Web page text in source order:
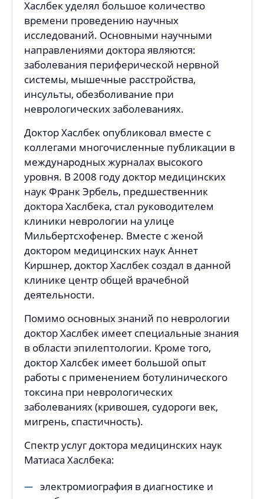
Хаслбек уделял большое количество
времени проведению научных
исследований. Основными научными
направлениями доктора являются:
заболевания периферической нервной
системы, мышечные расстройства,
инсульты, обезболивание при
неврологических заболеваниях.
Доктор Хаслбек опубликовал вместе с
коллегами многочисленные публикации в
международных журналах высокого
уровня. В 2008 году доктор медицинских
наук Франк Эрбель, предшественник
доктора Хаслбека, стал руководителем
клиники неврологии на улице
Мильбертсхофенер. Вместе с женой
доктором медицинских наук Аннет
Киршнер, доктор Хаслбек создал в данной
клинике центр общей врачебной
деятельности.
Помимо основных знаний по неврологии
доктор Хаслбек имеет специальные знания
в области эпилептологии. Кроме того,
доктор Халсбек имеет большой опыт
работы с применением ботулинического
токсина при неврологических
заболеваниях (кривошея, судороги век,
мигрень, спастичность).
Спектр услуг доктора медицинских наук
Матиаса Хаслбека:
электромиография в диагностике и